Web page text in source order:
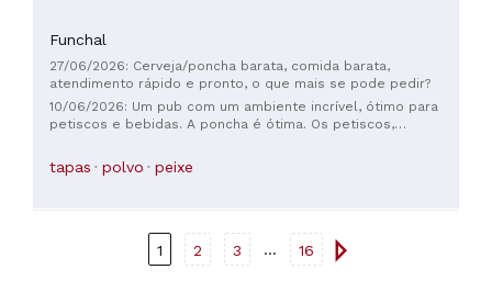
Funchal
27/06/2026: Cerveja/poncha barata, comida barata,
atendimento rápido e pronto, o que mais se pode pedir?
10/06/2026: Um pub com um ambiente incrível, ótimo para
petiscos e bebidas. A poncha é ótima. Os petiscos,
e frescos. Éramos os únicos turistas; os outros clientes
eram moradores locais. O senhor que nos atendeu foi muito
tapas polvo peixe
1 2 3 ... 16